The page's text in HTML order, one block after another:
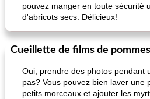
pouvez manger en toute sécurité
d'abricots secs. Délicieux!
Cueillette de films de
Oui, prendre des photos pendant
pas? Vous pouvez bien laver une
petits morceaux et ajouter les